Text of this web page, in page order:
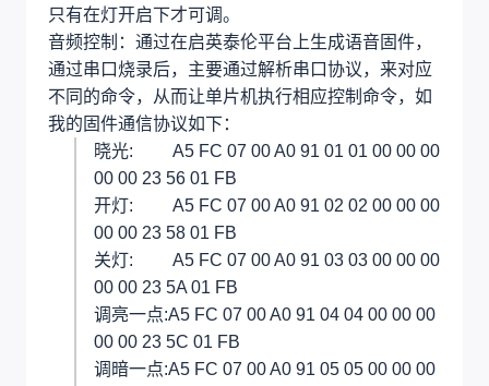
只有在灯开启下才可调。
音频控制：通过在启英泰伦平台上生成语音固件，
通过串口烧录后，主要通过解析串口协议，来对应
不同的命令，从而让单片机执行相应控制命令，如
我的固件通信协议如下：
晓光: A5 FC 07 00 A0 91 01 01 00 00 00
00 00 23 56 01 FB
开灯: A5 FC 07 00 A0 91 02 02 00 00 00
00 00 23 58 01 FB
关灯: A5 FC 07 00 A0 91 03 03 00 00 00
00 00 23 5A 01 FB
调亮一点:A5 FC 07 00 A0 91 04 04 00 00 00
00 00 23 5C 01 FB
调暗一点:A5 FC 07 00 A0 91 05 05 00 00 00